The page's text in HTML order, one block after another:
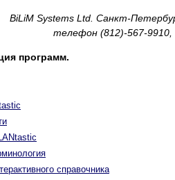
BiLiM Systems Ltd. Санкт-
телефон (812)-567-9910,
программ.
справочника